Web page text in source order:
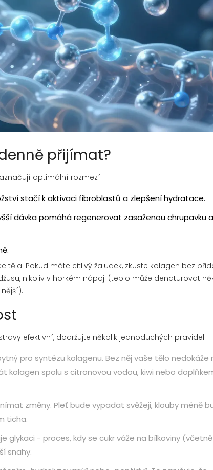
přijímat?
optimální rozmezí:
stačí k aktivaci fibroblastů a zlepšení hydratace.
dávka pomáhá regenerovat zasaženou chrupavku a
Pokud máte citlivý žaludek, zkuste kolagen bez
nikoliv v horkém nápoji (teplo může denaturovat
efektivní, dodržujte několik jednoduchých pravidel:
pro syntézu kolagenu. Bez něj vaše tělo nedokáže
kolagen spolu s citronovou vodou, kiwi nebo
změny. Pleť bude vypadat svěžeji, klouby méně
ticha.
glykaci - proces, kdy se cukr váže na bílkoviny (včetně
snahy.